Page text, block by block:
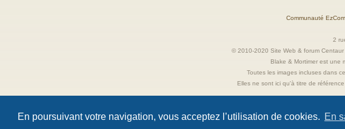
En poursuivant votre navigation, vous acceptez l’utilisation de cookies. En
Communauté EzCom
2
© 2010-2020 Site Web & forum
Blake & Mortimer est une
Toutes les images incluses dans
Elles ne sont ici qu'à titre de